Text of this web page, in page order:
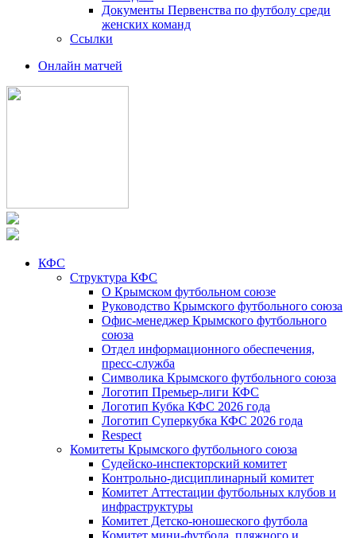
Документы Первенства по футболу среди
женских команд
Ссылки
Онлайн матчей
КФС
Структура КФС
О Крымском футбольном союзе
Руководство Крымского футбольного союза
Офис-менеджер Крымского футбольного
союза
Отдел информационного обеспечения,
пресс-служба
Символика Крымского футбольного союза
Логотип Премьер-лиги КФС
Логотип Кубка КФС 2026 года
Логотип Суперкубка КФС 2026 года
Respect
Комитеты Крымского футбольного союза
Судейско-инспекторский комитет
Контрольно-дисциплинарный комитет
Комитет Аттестации футбольных клубов и
инфраструктуры
Комитет Детско-юношеского футбола
Комитет мини-футбола, пляжного и